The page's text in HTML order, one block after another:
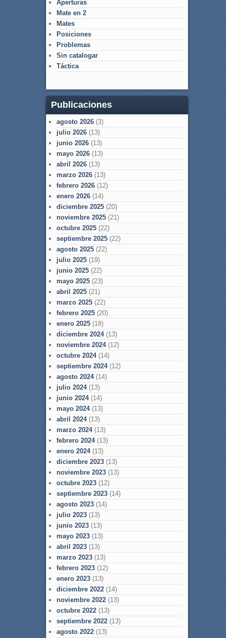
Aperturas
Mate en 2
Mates
Posiciones
Problemas
Sin catalogar
Táctica
Publicaciones
agosto 2026(3)
julio 2026(13)
junio 2026(13)
mayo 2026(13)
abril 2026(13)
marzo 2026(13)
febrero 2026(12)
enero 2026(14)
diciembre 2025(20)
noviembre 2025(21)
octubre 2025(22)
septiembre 2025(22)
agosto 2025(22)
julio 2025(19)
junio 2025(22)
mayo 2025(23)
abril 2025(21)
marzo 2025(22)
febrero 2025(20)
enero 2025(18)
diciembre 2024(13)
noviembre 2024(12)
octubre 2024(14)
septiembre 2024(12)
agosto 2024(14)
julio 2024(13)
junio 2024(14)
mayo 2024(13)
abril 2024(13)
marzo 2024(13)
febrero 2024(13)
enero 2024(13)
diciembre 2023(13)
noviembre 2023(13)
octubre 2023(12)
septiembre 2023(14)
agosto 2023(14)
julio 2023(13)
junio 2023(13)
mayo 2023(13)
abril 2023(13)
marzo 2023(13)
febrero 2023(12)
enero 2023(13)
diciembre 2022(14)
noviembre 2022(13)
octubre 2022(13)
septiembre 2022(13)
agosto 2022(13)